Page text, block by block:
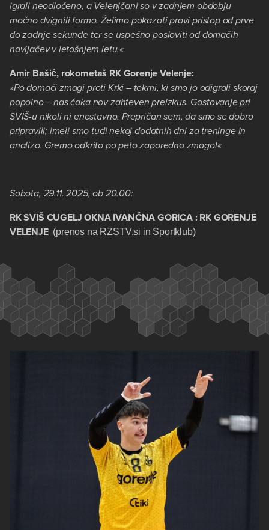
igrali neodločeno, a Velenjčani so v zadnjem obdobju
močno dvignili formo. Želimo pokazati pravi pristop od prve
do zadnje sekunde ter se uspešno posloviti od domačih
navijačev v letošnjem letu.«
Amir Bašić, rokometaš RK Gorenje Velenje:
»Po domači zmagi proti Krki – tekmi, ki smo jo odigrali skoraj
popolno – nas čaka nov zahteven preizkus. Gostovanje pri
SVIŠ-u nikoli ni enostavno. Prepričan sem, da smo se dobro
pripravili; imeli smo tudi nekaj dodatnih dni za treninge in
analizo. Gremo odkrito po peto zaporedno zmago!«
Sobota, 29.11. 2025, ob 20.00:
RK SVIŠ CUGELJ OKNA IVANČNA GORICA : RK GORENJE
VELENJE (prenos na RZSTV.si in Sportklub)